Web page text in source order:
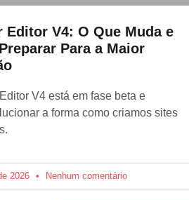
Editor V4: O Que Muda e
Para a Maior
V4 está em fase beta e
a forma como criamos sites
2026 Nenhum comentário